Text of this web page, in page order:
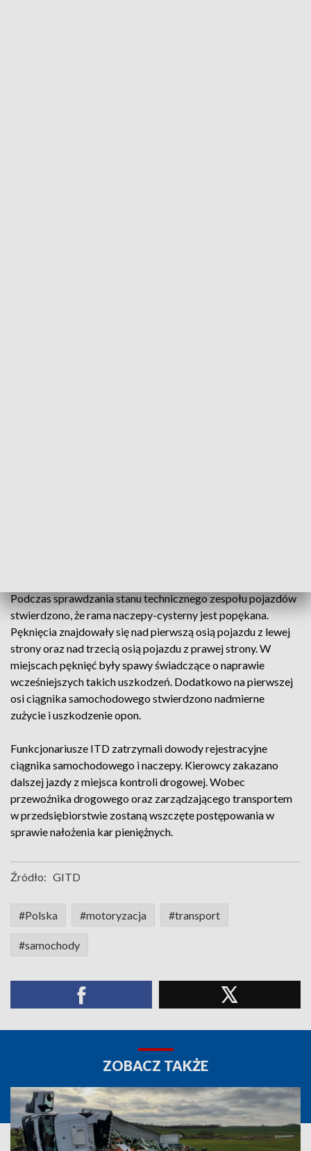
Podczas sprawdzania stanu technicznego zespołu pojazdów
stwierdzono, że rama naczepy-cysterny jest popękana.
Pęknięcia znajdowały się nad pierwszą osią pojazdu z lewej
strony oraz nad trzecią osią pojazdu z prawej strony. W
miejscach pęknięć były spawy świadczące o naprawie
wcześniejszych takich uszkodzeń. Dodatkowo na pierwszej
osi ciągnika samochodowego stwierdzono nadmierne
zużycie i uszkodzenie opon.
Funkcjonariusze ITD zatrzymali dowody rejestracyjne
ciągnika samochodowego i naczepy. Kierowcy zakazano
dalszej jazdy z miejsca kontroli drogowej. Wobec
przewoźnika drogowego oraz zarządzającego transportem
w przedsiębiorstwie zostaną wszczęte postępowania w
sprawie nałożenia kar pieniężnych.
Źródło: GITD
#Polska #motoryzacja #transport
#samochody
ZOBACZ TAKŻE